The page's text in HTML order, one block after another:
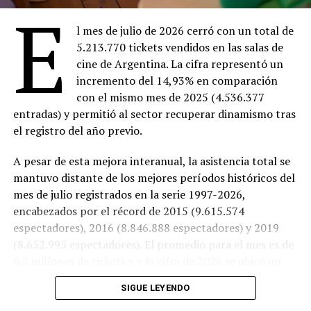
Domingo 9
18:00 –Ahí donde no estás(Entrada $4.000)
20:00 –Dios y el diablo en la tierra del solen 16
mm ($Entrada 4.000)
Lunes 10
18:30 –Ahí donde no estás (Entrada $4.000)
20:30 –Marcado para matar(Entrada gratuita)
18:30 –Ahí donde no estás(Entrada $4.000)
20:30 –Trilogy of Terror(Entrada $4.000)
Miércoles 12
18:30 –Ahí donde no estás($Entrada 4.000)
20:30 – Aftersun(Entrada $4.000)
Viernes 7
E
l mes de julio de 2026 cerró con un total de
5.213.770 tickets vendidos en las salas de
cine de Argentina. La cifra representó un
incremento del 14,93% en comparación
con el mismo mes de 2025 (4.536.377
entradas) y permitió al sector recuperar dinamismo tras
el registro del año previo.
A pesar de esta mejora interanual, la asistencia total se
mantuvo distante de los mejores períodos históricos del
mes de julio registrados en la serie 1997-2026,
encabezados por el récord de 2015 (9.615.574
espectadores), 2016 (8.846.888 espectadores) y 2019
(8.652.995 espectadores). El promedio para el mes es de
16% por debajo de ese número, en el puesto 24 sobre 31
registros desde 1997.
SIGUE LEYENDO